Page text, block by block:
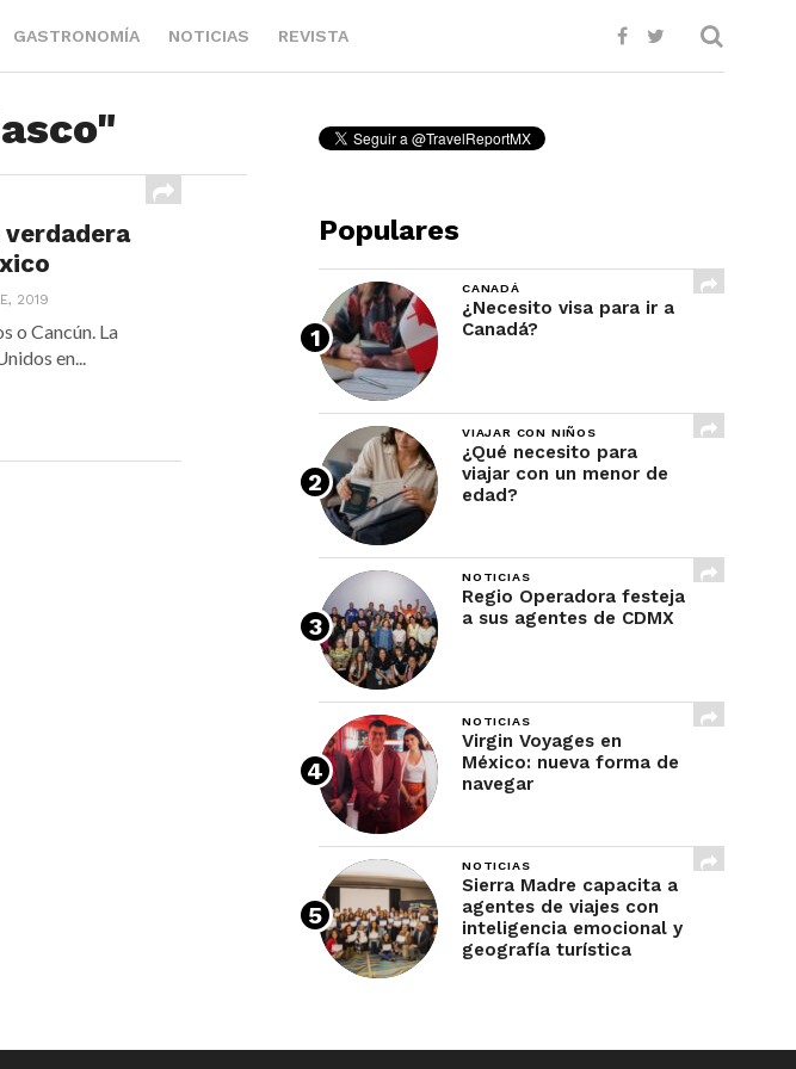
GASTRONOMÍA NOTICIAS REVISTA
2019
o Cancún. La
en...
Populares
CANADÁ
¿Necesito visa para ir a
Canadá?
VIAJAR CON NIÑOS
¿Qué necesito para
viajar con un menor de
edad?
NOTICIAS
Regio Operadora festeja
a sus agentes de CDMX
NOTICIAS
Virgin Voyages en
México: nueva forma de
navegar
NOTICIAS
Sierra Madre capacita a
agentes de viajes con
inteligencia emocional y
geografía turística